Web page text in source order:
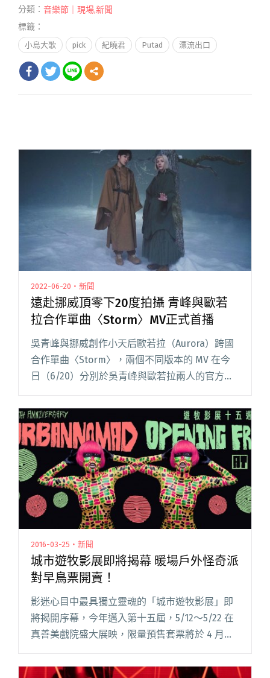
分類： 音樂節｜現場,新聞
標籤：
小島大歌 pick 紀曉君 Putad 漂流出口
2022-06-20・新聞
遠赴挪威頂零下20度拍攝 青峰與歐若
拉合作單曲〈Storm〉MV正式首播
吳青峰與挪威創作小天后歐若拉（Aurora）跨國
合作單曲〈Storm〉，兩個不同版本的 MV 在今
日（6/20）分別於吳青峰與歐若拉兩人的官方
於二人的線上會議討論發想，並邀請挪威當地閱
讀全文 "遠赴挪威頂零下20度拍攝 青峰與歐若拉
合作單曲〈Storm〉MV正式首播"
2016-03-25・新聞
城市遊牧影展即將揭幕 暖場戶外怪奇派
對早鳥票開賣！
影迷心目中最具獨立靈魂的「城市遊牧影展」即
將揭開序幕，今年邁入第十五屆，5/12～5/22 在
真善美戲院盛大展映，限量預售套票將於 4 月上
旬正式啟售。此外，暖場活動也陸續開跑，4/16
在微遠虎山舉辦的「遊牧影展十五週年戶外怪奇